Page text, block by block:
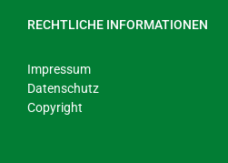
RECHTLICHE INFORMATIONEN
Impressum
Datenschutz
Copyright